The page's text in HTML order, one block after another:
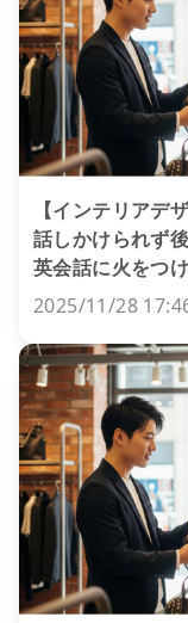
【インテリアデ
話しかけられず
英会話に火をつ
2025/11/28